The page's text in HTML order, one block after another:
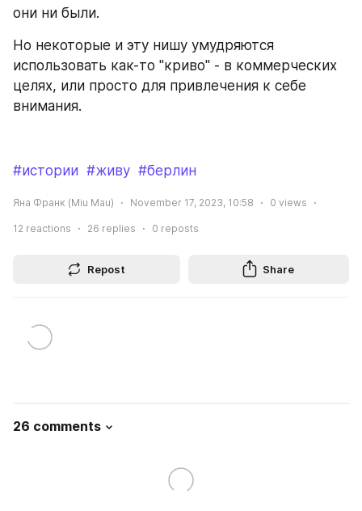
они ни были.
Но некоторые и эту нишу умудряются
использовать как-то "криво" - в коммерческих
целях, или просто для привлечения к себе
внимания.
#истории #живу #берлин
Яна Франк (Miu Mau) November 17, 2023, 10:58 0 views
12 reactions 26 replies 0 reposts
Repost Share
26 comments